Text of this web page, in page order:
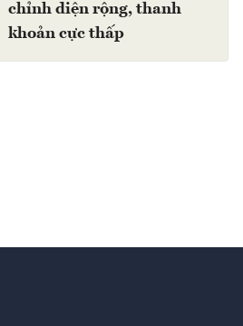
chỉnh diện rộng, thanh
khoản cực thấp